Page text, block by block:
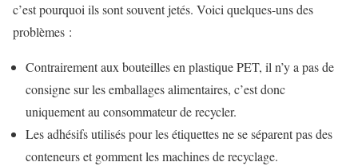
c’est pourquoi ils sont souvent jetés. Voici quelques-uns des
problèmes :
Contrairement aux bouteilles en plastique PET, il n’y a pas de
consigne sur les emballages alimentaires, c’est donc
uniquement au consommateur de recycler.
Les adhésifs utilisés pour les étiquettes ne se séparent pas des
conteneurs et gomment les machines de recyclage.